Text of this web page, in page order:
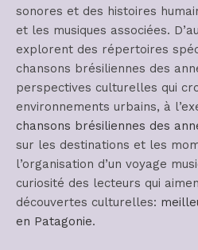
sonores et des histoires
et les musiques associées.
explorent des répertoires
chansons brésiliennes des
perspectives culturelles qui
environnements urbains, à
chansons brésiliennes des
sur les destinations et les
l’organisation d’un voyage
curiosité des lecteurs qui
découvertes culturelles:
en Patagonie.